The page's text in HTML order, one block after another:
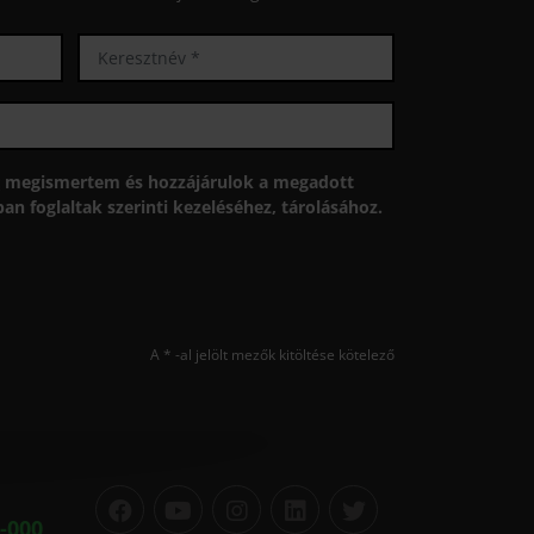
megismertem és hozzájárulok a megadott
foglaltak szerinti kezeléséhez, tárolásához.
A * -al jelölt mezők kitöltése kötelező
000